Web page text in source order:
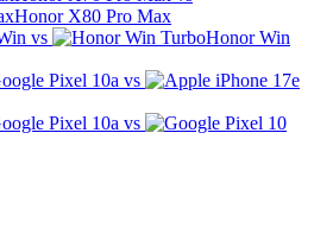
Honor X80 Pro Max
vs
Honor Win
Pixel 10a vs
Pixel 10a vs